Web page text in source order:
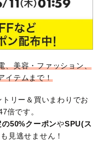
、美容・ファッション、
イテムまで！
リー＆買いまわりでお
倍です。
50%クーポンやSPU(ス
も見逃せません！